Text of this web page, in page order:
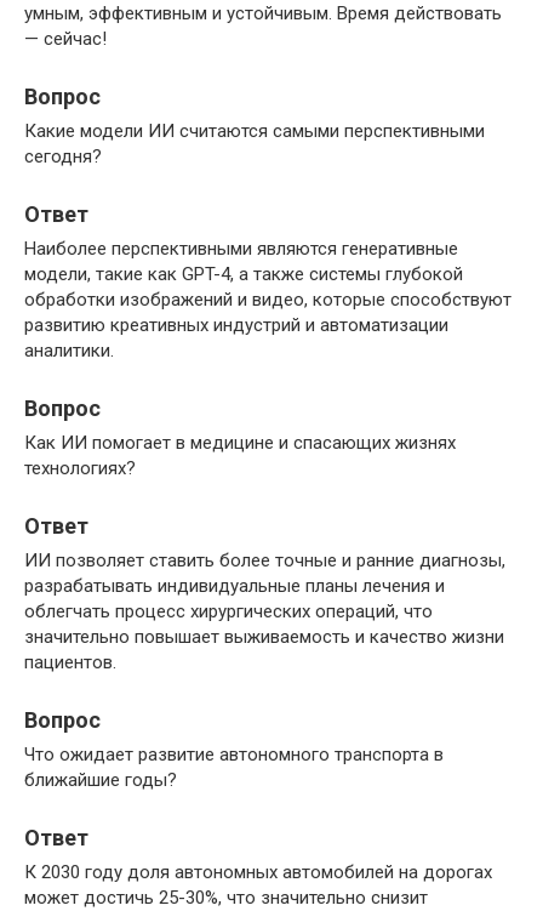
умным, эффективным и устойчивым. Время действовать
— сейчас!
Вопрос
Какие модели ИИ считаются самыми перспективными
сегодня?
Ответ
Наиболее перспективными являются генеративные
модели, такие как GPT-4, а также системы глубокой
обработки изображений и видео, которые способствуют
развитию креативных индустрий и автоматизации
аналитики.
Вопрос
Как ИИ помогает в медицине и спасающих жизнях
технологиях?
Ответ
ИИ позволяет ставить более точные и ранние диагнозы,
разрабатывать индивидуальные планы лечения и
облегчать процесс хирургических операций, что
значительно повышает выживаемость и качество жизни
пациентов.
Вопрос
Что ожидает развитие автономного транспорта в
ближайшие годы?
Ответ
К 2030 году доля автономных автомобилей на дорогах
может достичь 25-30%, что значительно снизит